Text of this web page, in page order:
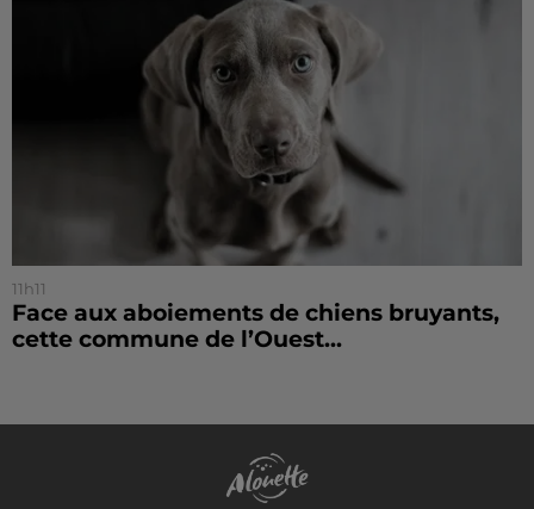
11h11
Face aux aboiements de chiens bruyants,
cette commune de l’Ouest...